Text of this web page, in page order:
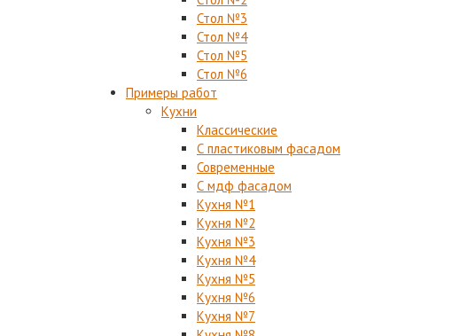
Стол №3
Стол №4
Стол №5
Стол №6
Примеры работ
Кухни
Классические
С пластиковым фасадом
Современные
С мдф фасадом
Кухня №1
Кухня №2
Кухня №3
Кухня №4
Кухня №5
Кухня №6
Кухня №7